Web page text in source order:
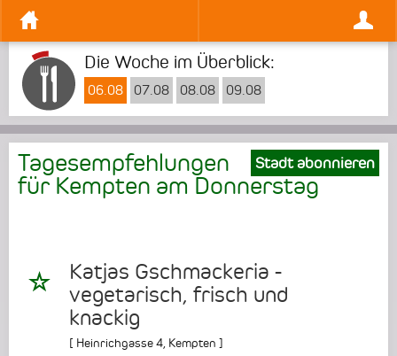
Die Woche im Überblick:
06.08 07.08 08.08 09.08
Stadt abonnieren
Tagesempfehlungen
für Kempten am Donnerstag
Katjas Gschmackeria -
vegetarisch, frisch und
knackig
[ Heinrichgasse 4, Kempten ]